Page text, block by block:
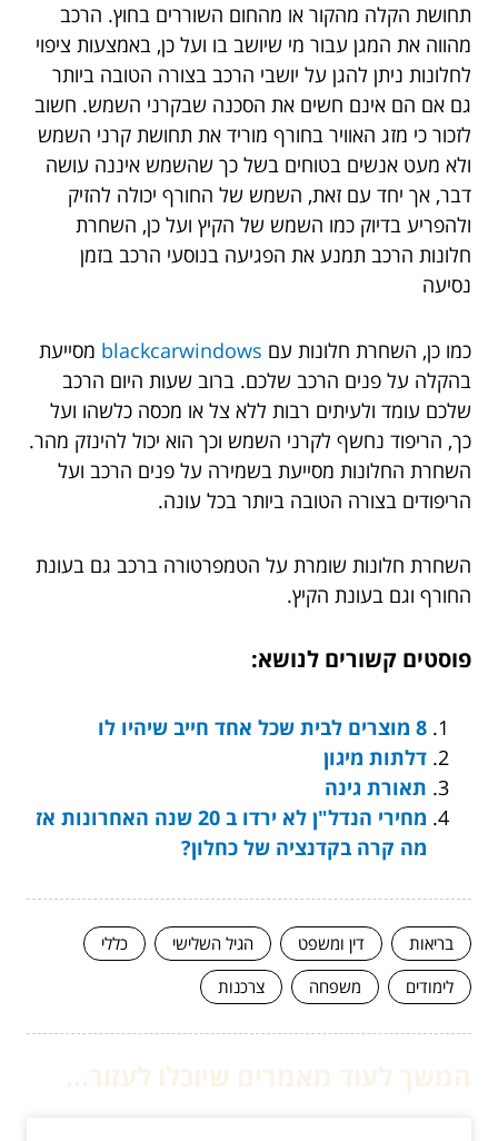
תחושת הקלה מהקור או מהחום השוררים בחוץ. הרכב
מהווה את המגן עבור מי שיושב בו ועל כן, באמצעות ציפוי
לחלונות ניתן להגן על יושבי הרכב בצורה הטובה ביותר
גם אם הם אינם חשים את הסכנה שבקרני השמש. חשוב
לזכור כי מזג האוויר בחורף מוריד את תחושת קרני השמש
ולא מעט אנשים בטוחים בשל כך שהשמש איננה עושה
דבר, אך יחד עם זאת, השמש של החורף יכולה להזיק
ולהפריע בדיוק כמו השמש של הקיץ ועל כן, השחרת
חלונות הרכב תמנע את הפגיעה בנוסעי הרכב בזמן
נסיעה
כמו כן, השחרת חלונות עם blackcarwindows מסייעת
בהקלה על פנים הרכב שלכם. ברוב שעות היום הרכב
שלכם עומד ולעיתים רבות ללא צל או מכסה כלשהו ועל
כך, הריפוד נחשף לקרני השמש וכך הוא יכול להינזק מהר.
השחרת החלונות מסייעת בשמירה על פנים הרכב ועל
הריפודים בצורה הטובה ביותר בכל עונה.
השחרת חלונות שומרת על הטמפרטורה ברכב גם בעונת
החורף וגם בעונת הקיץ.
פוסטים קשורים לנושא:
8 מוצרים לבית שכל אחד חייב שיהיו לו
דלתות מיגון
תאורת גינה
מחירי הנדל"ן לא ירדו ב 20 שנה האחרונות אז
מה קרה בקדנציה של כחלון?
בריאות דין ומשפט הגיל השלישי
כללי
לימודים
משפחה צרכנות